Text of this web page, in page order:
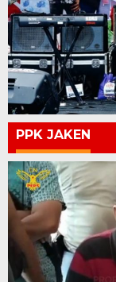
PPK JAKEN